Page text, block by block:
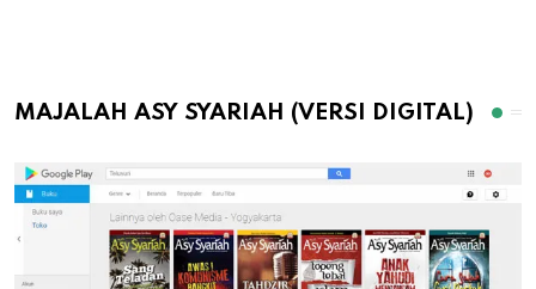
MAJALAH ASY SYARIAH (VERSI DIGITAL)